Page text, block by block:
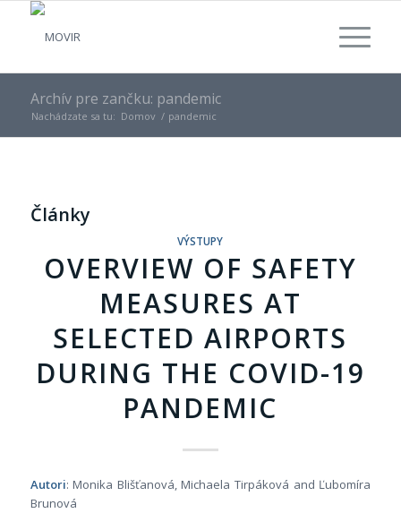
Archív pre zančku: pandemic
Nachádzate sa tu: Domov / pandemic
Články
VÝSTUPY
OVERVIEW OF SAFETY
MEASURES AT
SELECTED AIRPORTS
DURING THE COVID-19
PANDEMIC
Autori: Monika Blišťanová, Michaela Tirpáková and Ľubomíra
Brunová